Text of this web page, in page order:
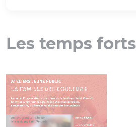
Les temps forts